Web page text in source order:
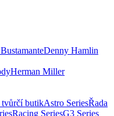
Denny Hamlin
Herman Miller
tvůrčí butikAstro SeriesŘada
Racing SeriesG3 Series